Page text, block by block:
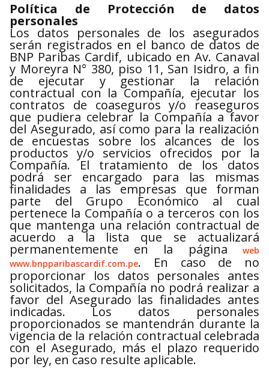
Política de Protección de datos
personales
Los datos personales de los asegurados
serán registrados en el banco de datos de
BNP Paribas Cardif, ubicado en Av. Canaval
y Moreyra N° 380, piso 11, San Isidro, a fin
de ejecutar y gestionar la relación
contractual con la Compañía, ejecutar los
contratos de coaseguros y/o reaseguros
que pudiera celebrar la Compañía a favor
del Asegurado, así como para la realización
de encuestas sobre los alcances de los
productos y/o servicios ofrecidos por la
Compañía. El tratamiento de los datos
podrá ser encargado para las mismas
finalidades a las empresas que forman
parte del Grupo Económico al cual
pertenece la Compañía o a terceros con los
que mantenga una relación contractual de
acuerdo a la lista que se actualizará
permanentemente en la página
web
www.bnpparibascardif.com.pe. En caso de no
proporcionar los datos personales antes
solicitados, la Compañía no podrá realizar a
favor del Asegurado las finalidades antes
indicadas. Los datos personales
proporcionados se mantendrán durante la
vigencia de la relación contractual celebrada
con el Asegurado, más el plazo requerido
por ley, en caso resulte aplicable.